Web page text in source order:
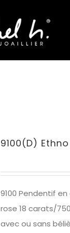
9100(D)
9100 Pendentif
rose 18 carats/750
avec ou sans